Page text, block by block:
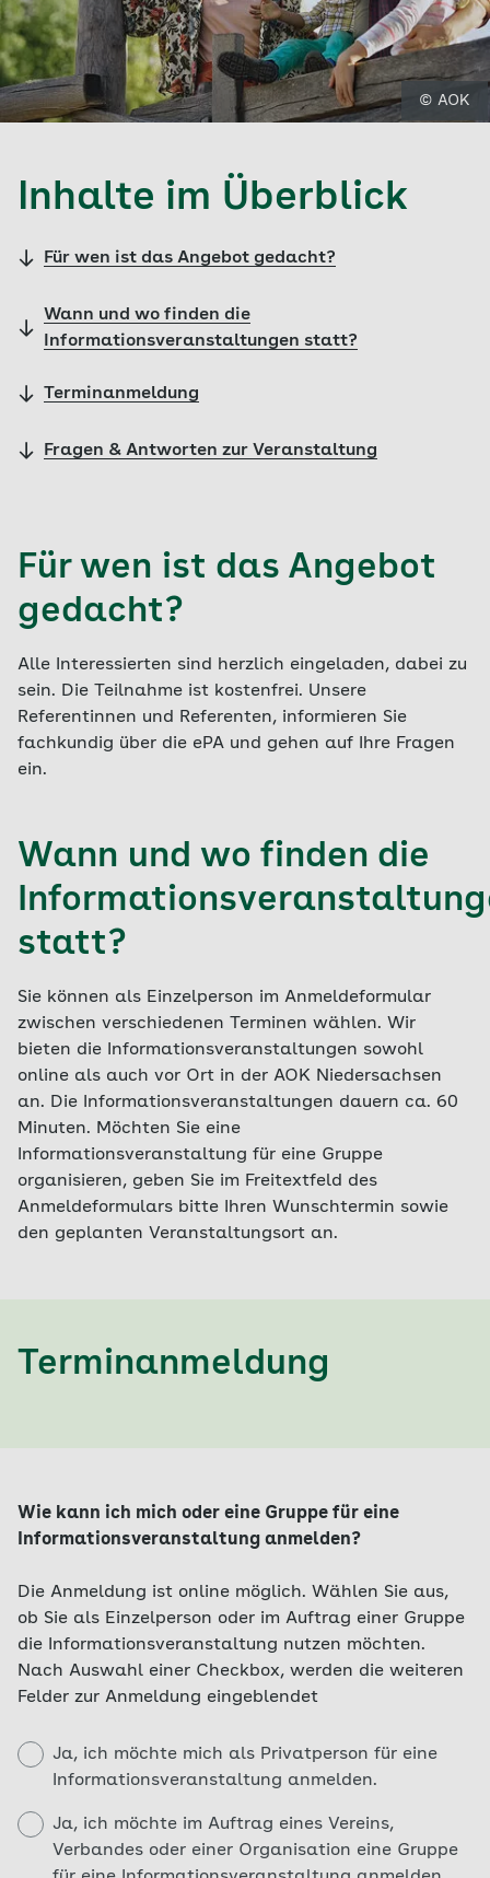
© AOK
Inhalte im Überblick
Für wen ist das Angebot gedacht?
Wann und wo finden die
Informationsveranstaltungen statt?
Terminanmeldung
Fragen & Antworten zur Veranstaltung
Für wen ist das Angebot
gedacht?
Alle Interessierten sind herzlich eingeladen, dabei zu
sein. Die Teilnahme ist kostenfrei. Unsere
Referentinnen und Referenten, informieren Sie
fachkundig über die ePA und gehen auf Ihre Fragen
ein.
Wann und wo finden die
statt?
Sie können als Einzelperson im Anmeldeformular
zwischen verschiedenen Terminen wählen. Wir
bieten die Informationsveranstaltungen sowohl
online als auch vor Ort in der AOK Niedersachsen
an. Die Informationsveranstaltungen dauern ca. 60
Minuten. Möchten Sie eine
Informationsveranstaltung für eine Gruppe
organisieren, geben Sie im Freitextfeld des
Anmeldeformulars bitte Ihren Wunschtermin sowie
den geplanten Veranstaltungsort an.
Terminanmeldung
Wie kann ich mich oder eine Gruppe für eine
Informationsveranstaltung anmelden?
Die Anmeldung ist online möglich. Wählen Sie aus,
ob Sie als Einzelperson oder im Auftrag einer Gruppe
die Informationsveranstaltung nutzen möchten.
Nach Auswahl einer Checkbox, werden die weiteren
Felder zur Anmeldung eingeblendet
Ja, ich möchte mich als Privatperson für eine
Informationsveranstaltung anmelden.
Ja, ich möchte im Auftrag eines Vereins,
Verbandes oder einer Organisation eine Gruppe